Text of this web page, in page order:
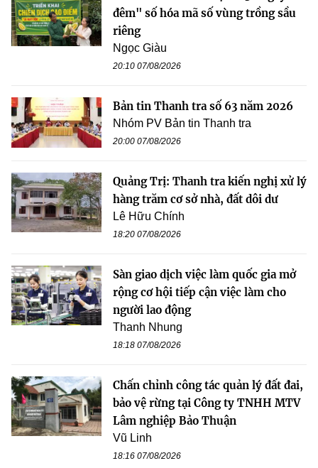
đêm" số hóa mã số vùng trồng sầu
riêng
Ngọc Giàu
20:10 07/08/2026
Bản tin Thanh tra số 63 năm 2026
Nhóm PV Bản tin Thanh tra
20:00 07/08/2026
Quảng Trị: Thanh tra kiến nghị xử lý
hàng trăm cơ sở nhà, đất dôi dư
Lê Hữu Chính
18:20 07/08/2026
Sàn giao dịch việc làm quốc gia mở
rộng cơ hội tiếp cận việc làm cho
người lao động
Thanh Nhung
18:18 07/08/2026
Chấn chỉnh công tác quản lý đất đai,
bảo vệ rừng tại Công ty TNHH MTV
Lâm nghiệp Bảo Thuận
Vũ Linh
18:16 07/08/2026